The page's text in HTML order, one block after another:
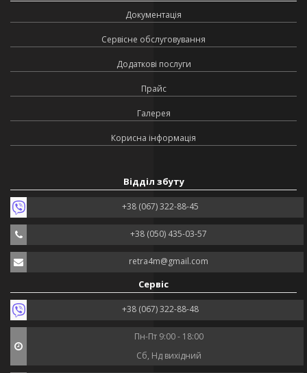
Документація
Сервісне обслуговування
Додаткові послуги
Прайс
Галерея
Корисна інформація
Відділ збуту
+38 (067) 322-88-45
+38 (050) 435-03-57
retra4m@gmail.com
Сервіс
+38 (067) 322-88-48
Пн-Пт 9:00 - 18:00
Сб, Нд вихідний